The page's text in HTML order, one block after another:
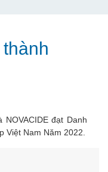
NOVACIDE đạt Danh
Việt Nam Năm 2022.